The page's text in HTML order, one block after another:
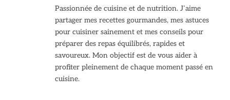
Passionnée de cuisine et de nutrition. J’aime
partager mes recettes gourmandes, mes astuces
pour cuisiner sainement et mes conseils pour
préparer des repas équilibrés, rapides et
savoureux. Mon objectif est de vous aider à
profiter pleinement de chaque moment passé en
cuisine.